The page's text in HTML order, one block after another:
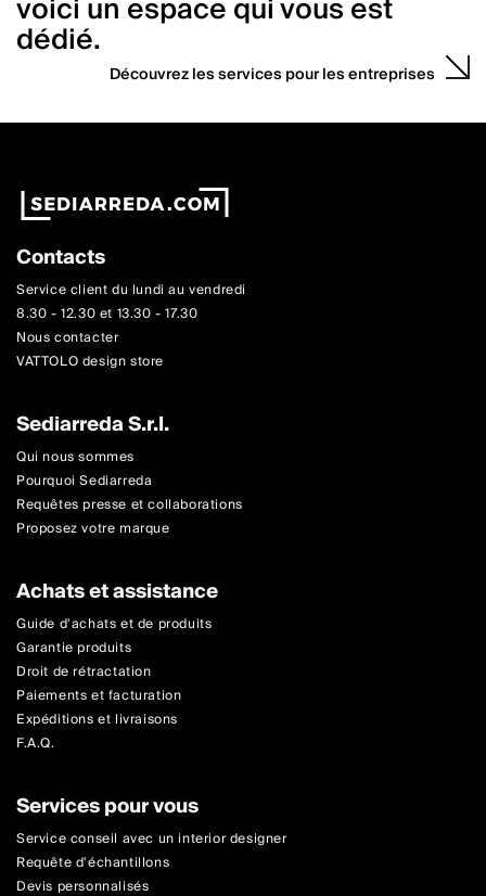
voici un espace qui vous est
dédié.
Découvrez les services pour les entreprises
Contacts
Service client du lundi au vendredi
8.30 - 12.30 et 13.30 - 17.30
Nous contacter
VATTOLO design store
Sediarreda S.r.l.
Qui nous sommes
Pourquoi Sediarreda
Requêtes presse et collaborations
Proposez votre marque
Achats et assistance
Guide d'achats et de produits
Garantie produits
Droit de rétractation
Paiements et facturation
Expéditions et livraisons
F.A.Q.
Services pour vous
Service conseil avec un interior designer
Requête d'échantillons
Devis personnalisés